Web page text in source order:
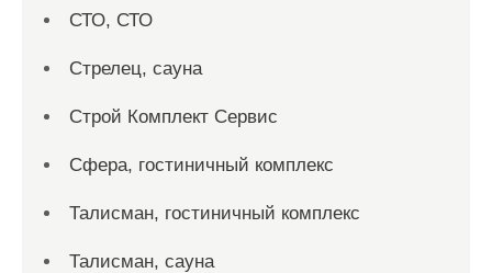
СТО, СТО
Стрелец, сауна
Строй Комплект Сервис
Сфера, гостиничный комплекс
Талисман, гостиничный комплекс
Талисман, сауна